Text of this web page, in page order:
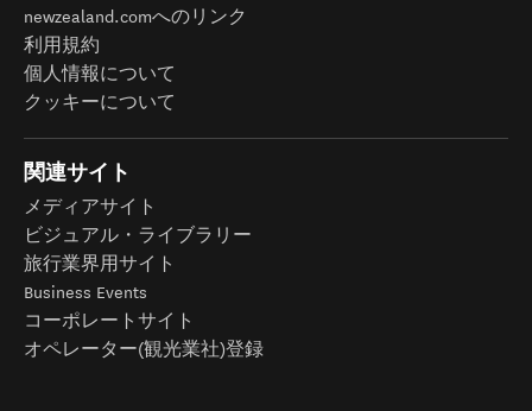
newzealand.comへのリンク
利用規約
個人情報について
クッキーについて
関連サイト
メディアサイト
ビジュアル・ライブラリー
旅行業界用サイト
Business Events
コーポレートサイト
オペレーター(観光業社)登録